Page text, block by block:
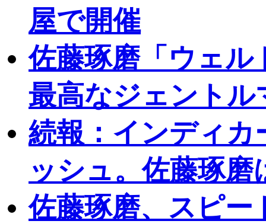
屋で開催
佐藤琢磨「ウェル
最高なジェントル
続報：インディカ
ッシュ。佐藤琢
佐藤琢磨、スピー